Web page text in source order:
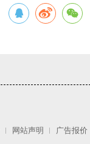
网站声明 广告报价